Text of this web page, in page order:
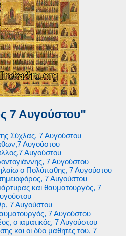
7 Αυγούστου"
Σύχλας, 7 Αυγούστου
Αυγούστου
Αυγούστου
7 Αυγούστου
ο Πολύπαθης, 7 Αυγούστου
7 Αυγούστου
και θαυματουργός, 7
7 Αυγούστου
7 Αυγούστου
ο ιαματικός, 7 Αυγούστου
και οι δύο μαθητές του, 7